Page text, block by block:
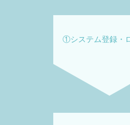
①システム登録・